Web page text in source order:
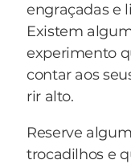
engraçadas e
Existem
experimento
contar aos
rir alto.
Reserve
trocadilhos e